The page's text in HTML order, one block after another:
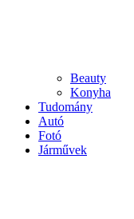
Beauty
Konyha
Tudomány
Autó
Fotó
Járművek